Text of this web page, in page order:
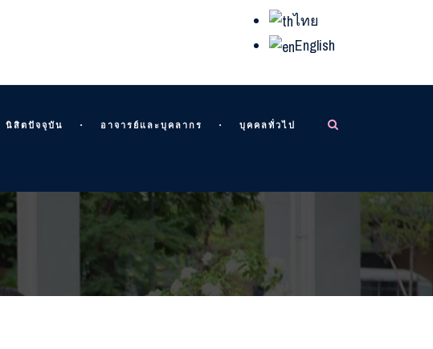
ไทย
English
นิสิตปัจจุบัน อาจารย์และบุคลากร บุคคลทั่วไป